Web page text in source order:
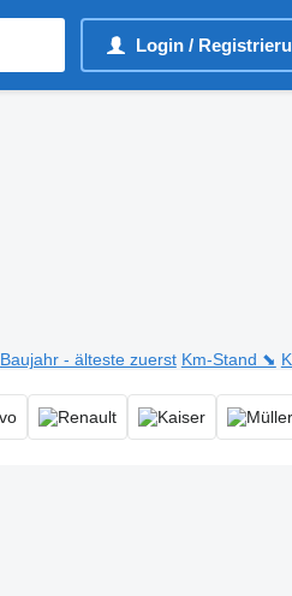
Login /
Baujahr - älteste zuerst Km-Stand ⬊